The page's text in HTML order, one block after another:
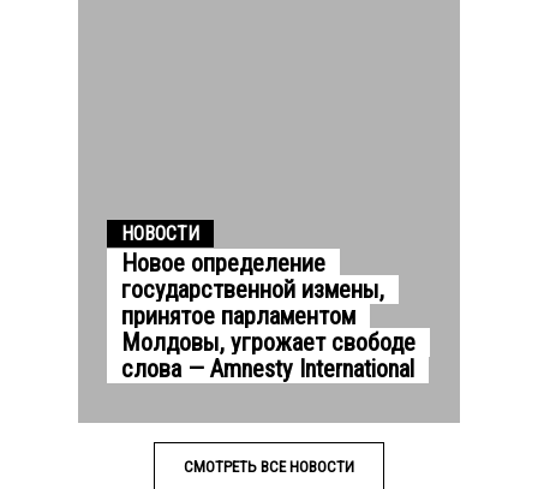
НОВОСТИ
Новое определение
государственной измены,
принятое парламентом
Молдовы, угрожает свободе
слова — Amnesty International
СМОТРЕТЬ ВСЕ НОВОСТИ